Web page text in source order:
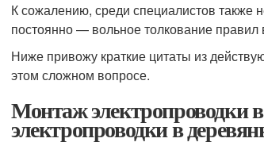
К сожалению, среди специалистов также
постоянно — вольное толкование правил
Ниже привожу краткие цитаты из
этом сложном вопросе.
Монтаж электропроводки
электропроводки в